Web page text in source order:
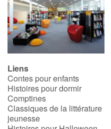
Rencontres et témoignages
Contes d'ici et d'ailleurs
Autour de la lecture
Apprendre à lire
Livre audio
Liens
Contes pour enfants
Histoires pour dormir
Comptines
Classiques de la littérature
jeunesse